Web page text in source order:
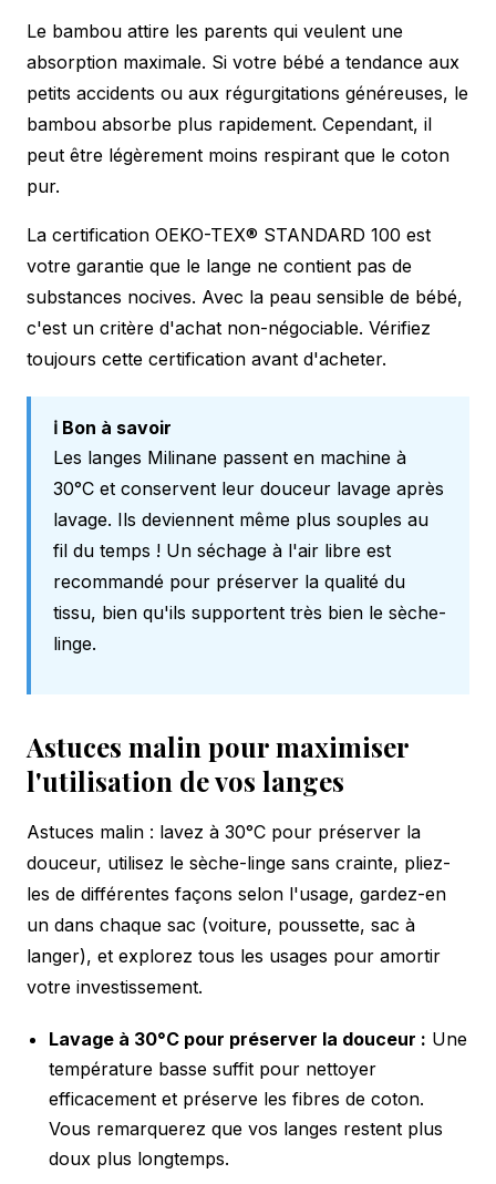
Le bambou attire les parents qui veulent une
absorption maximale. Si votre bébé a tendance aux
petits accidents ou aux régurgitations généreuses, le
bambou absorbe plus rapidement. Cependant, il
peut être légèrement moins respirant que le coton
pur.
La certification OEKO-TEX® STANDARD 100 est
votre garantie que le lange ne contient pas de
substances nocives. Avec la peau sensible de bébé,
c'est un critère d'achat non-négociable. Vérifiez
toujours cette certification avant d'acheter.
ℹ️ Bon à savoir
Les langes Milinane passent en machine à
30°C et conservent leur douceur lavage après
lavage. Ils deviennent même plus souples au
fil du temps ! Un séchage à l'air libre est
recommandé pour préserver la qualité du
tissu, bien qu'ils supportent très bien le sèche-
linge.
Astuces malin pour maximiser
l'utilisation de vos langes
Astuces malin : lavez à 30°C pour préserver la
douceur, utilisez le sèche-linge sans crainte, pliez-
les de différentes façons selon l'usage, gardez-en
un dans chaque sac (voiture, poussette, sac à
langer), et explorez tous les usages pour amortir
votre investissement.
Lavage à 30°C pour préserver la douceur : Une
température basse suffit pour nettoyer
efficacement et préserve les fibres de coton.
Vous remarquerez que vos langes restent plus
doux plus longtemps.